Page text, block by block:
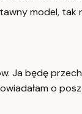
model, tak
Ja będę
o